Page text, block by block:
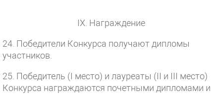
IX. Награждение
24. Победители Конкурса получают дипломы
участников.
25. Победитель (I место) и лауреаты (II и III место)
Конкурса награждаются почетными дипломами и